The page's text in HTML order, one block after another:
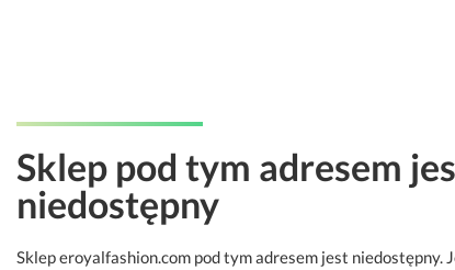
Sklep pod tym adresem
niedostępny
Sklep eroyalfashion.com pod tym adresem jest niedostępny.